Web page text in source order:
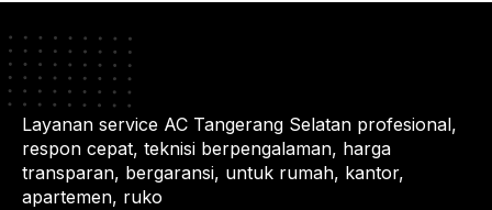
Layanan service AC Tangerang Selatan profesional,
respon cepat, teknisi berpengalaman, harga
transparan, bergaransi, untuk rumah, kantor,
apartemen, ruko